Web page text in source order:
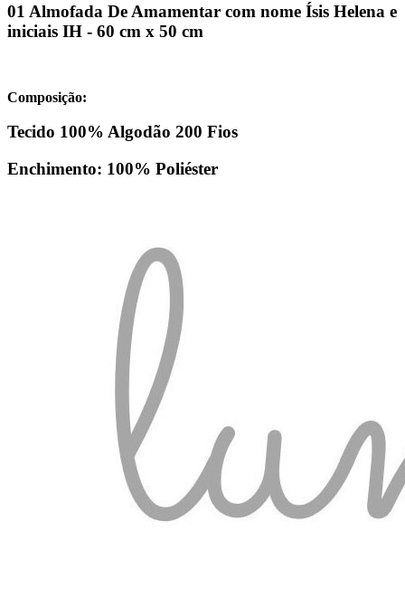
01 Almofada De Amamentar com nome Ísis Helena e
iniciais IH - 60 cm x 50 cm
Composição:
Tecido 100% Algodão 200 Fios
Enchimento: 100% Poliéster